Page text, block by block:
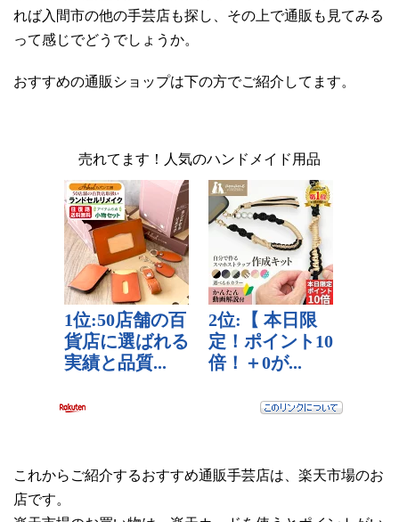
れば入間市の他の手芸店も探し、その上で通販も見てみる
って感じでどうでしょうか。
おすすめの通販ショップは下の方でご紹介してます。
売れてます！人気のハンドメイド用品
これからご紹介するおすすめ通販手芸店は、楽天市場のお
店です。